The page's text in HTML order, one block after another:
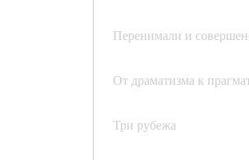
Перенимали и
От драматизма к
Три рубежа